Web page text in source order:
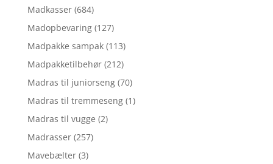
Madkasser (684)
Madopbevaring (127)
Madpakke sampak (113)
Madpakketilbehør (212)
Madras til juniorseng (70)
Madras til tremmeseng (1)
Madras til vugge (2)
Madrasser (257)
Mavebælter (3)